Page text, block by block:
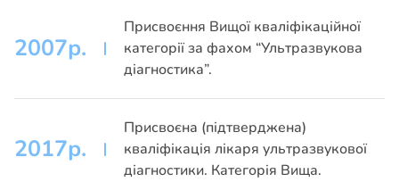
2007р.
Присвоєння Вищої кваліфікаційної
категорії за фахом “Ультразвукова
діагностика”.
2017р.
Присвоєна (підтверджена)
кваліфікація лікаря ультразвукової
діагностики. Категорія Вища.